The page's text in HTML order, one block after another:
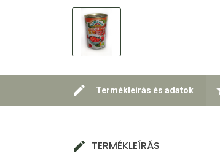
Termékleírás és adatok
TERMÉKLEÍRÁS